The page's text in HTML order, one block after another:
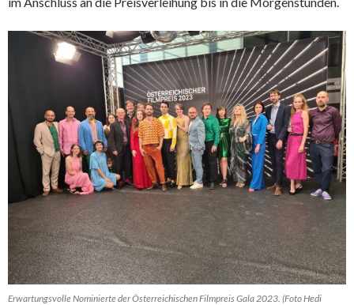
Erwartungsvolle Nominierte der Österreichischen Filmpreis Gala 2023. (Foto Hedi